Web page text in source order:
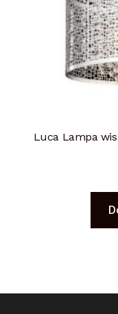
Luca Lampa